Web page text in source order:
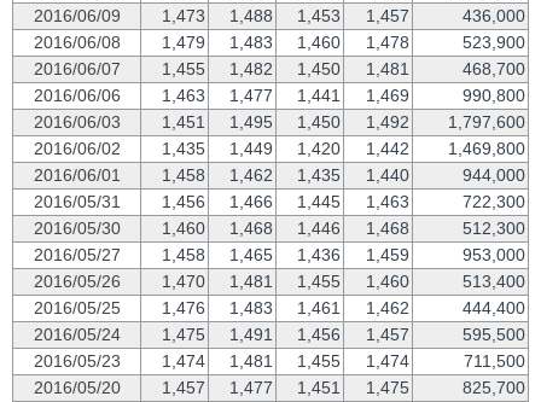
2016/06/09
1,473 1,488 1,453 1,457
436,000
2016/06/08
1,479 1,483 1,460 1,478
523,900
2016/06/07
1,455 1,482 1,450 1,481
468,700
2016/06/06
1,463 1,477 1,441 1,469
990,800
2016/06/03
1,451 1,495 1,450 1,492
1,797,600
2016/06/02
1,435 1,449 1,420 1,442
1,469,800
2016/06/01
1,458 1,462 1,435 1,440
944,000
2016/05/31
1,456 1,466 1,445 1,463
722,300
2016/05/30
1,460 1,468 1,446 1,468
512,300
2016/05/27
1,458 1,465 1,436 1,459
953,000
2016/05/26
1,470 1,481 1,455 1,460
513,400
2016/05/25
1,476 1,483 1,461 1,462
444,400
2016/05/24
1,475 1,491 1,456 1,457
595,500
2016/05/23
1,474 1,481 1,455 1,474
711,500
2016/05/20
1,457 1,477 1,451 1,475
825,700